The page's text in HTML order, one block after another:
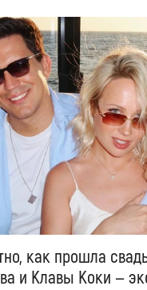
как прошла
и Клавы Коки —